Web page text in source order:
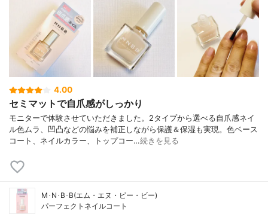
4.00
セミマットで自爪感がしっかり
モニターで体験させていただきました。2タイプから選べる自爪感ネイ
ル色ムラ、凹凸などの悩みを補正しながら保護＆保湿も実現。色ベース
コート、ネイルカラー、トップコー…続きを見る
M･N･B･B(エム・エヌ・ビー・ビー)
パーフェクトネイルコート